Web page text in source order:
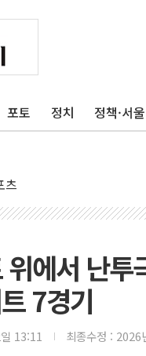
포토 정치 정책·서울
츠
에서 난투
7경기
13:11 최종수정 : 2026